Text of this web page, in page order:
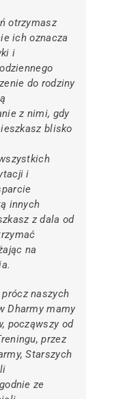
otrzymasz
ich oznacza
i
do rodziny
z nimi, gdy
blisko
i
innych
z dala od
na
prócz naszych
Dharmy mamy
począwszy od
przez
Starszych
ze